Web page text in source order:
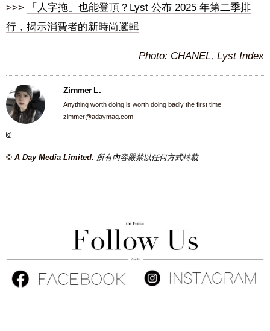
>>>
「人字拖」也能登頂？Lyst 公布 2025 年第二季排
行，揭示消費者的新時尚邏輯
Photo: CHANEL, Lyst Index
Zimmer L.
Anything worth doing is worth doing badly the first time.
zimmer@adaymag.com
© A Day Media Limited. 所有內容嚴禁以任何方式轉載